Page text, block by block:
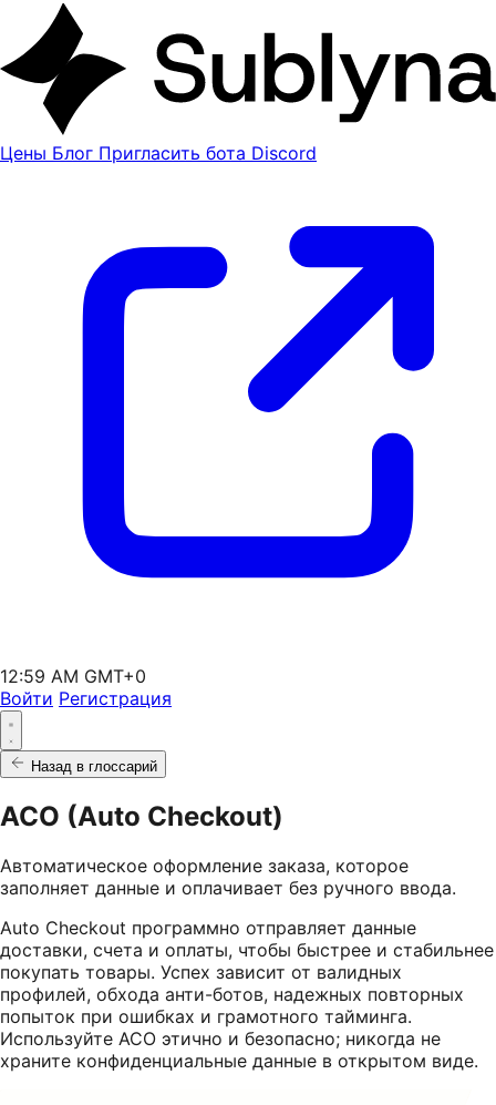
Цены Блог Пригласить бота Discord
12:59 AM GMT+0
Войти Регистрация
Назад в глоссарий
ACO (Auto Checkout)
Автоматическое оформление заказа, которое
заполняет данные и оплачивает без ручного ввода.
Auto Checkout программно отправляет данные
доставки, счета и оплаты, чтобы быстрее и стабильнее
покупать товары. Успех зависит от валидных
профилей, обхода анти-ботов, надежных повторных
попыток при ошибках и грамотного тайминга.
Используйте ACO этично и безопасно; никогда не
храните конфиденциальные данные в открытом виде.